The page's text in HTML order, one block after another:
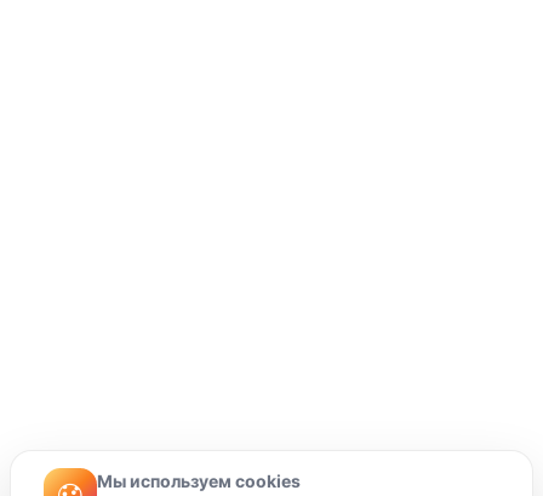
Мы используем cookies